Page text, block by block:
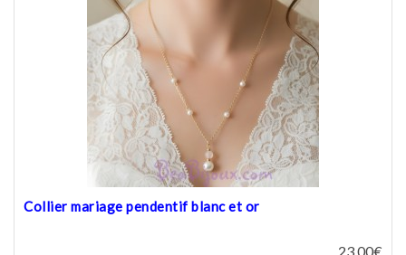
Collier mariage pendentif blanc et or
23,00€